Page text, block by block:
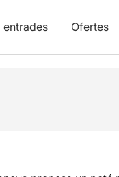
entrades Ofertes